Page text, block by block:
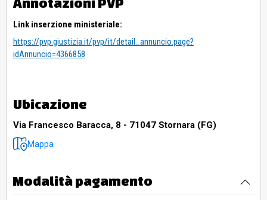
Link inserzione ministeriale:
https://pvp.giustizia.it/pvp/it/detail_annuncio.page?
idAnnuncio=4366858
Ubicazione
Via Francesco Baracca, 8 - 71047 Stornara (FG)
Mappa
Modalità pagamento